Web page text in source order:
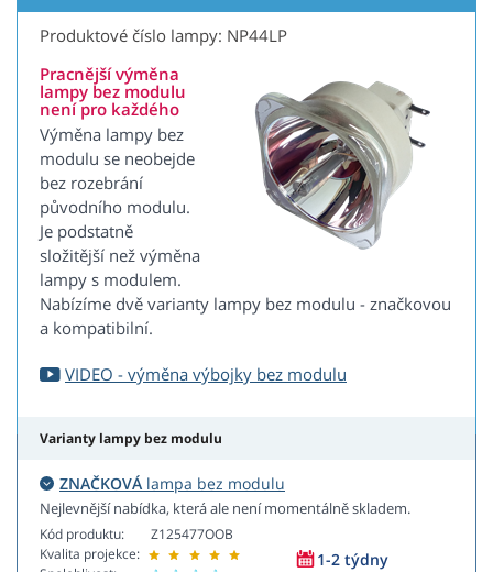
Produktové číslo lampy: NP44LP
Pracnější výměna
lampy bez modulu
není pro každého
Výměna lampy bez
modulu se neobejde
bez rozebrání
původního modulu.
Je podstatně
složitější než výměna
lampy s modulem.
Nabízíme dvě varianty lampy bez modulu - značkovou
a kompatibilní.
VIDEO - výměna výbojky bez modulu
Varianty lampy bez modulu
ZNAČKOVÁ lampa bez modulu
Nejlevnější nabídka, která ale není momentálně skladem.
Kód produktu:
Kvalita projekce:
Z125477OOB
1-2 týdny